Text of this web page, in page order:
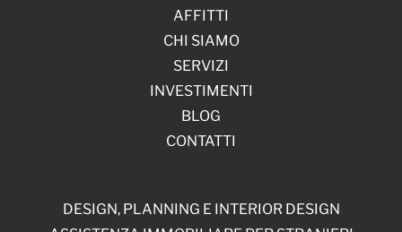
AFFITTI
CHI SIAMO
SERVIZI
INVESTIMENTI
BLOG
CONTATTI
DESIGN, PLANNING E INTERIOR DESIGN